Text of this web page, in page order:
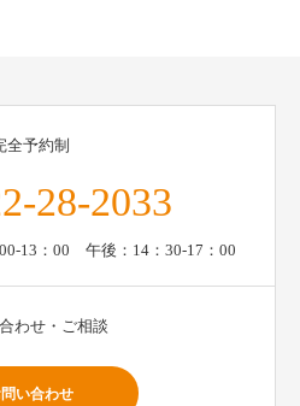
全予約制
28-2033
13：00 午後：14：30-17：00
わせ・ご相談
い合わせ